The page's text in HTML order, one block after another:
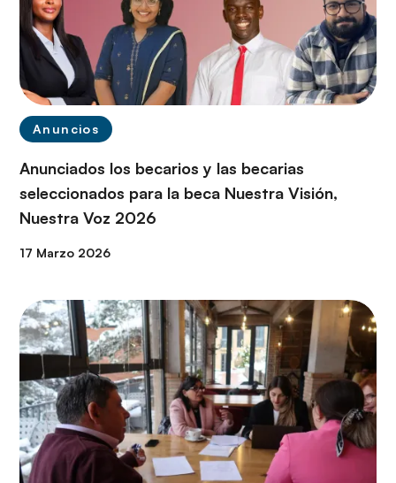
Anuncios
Anunciados los becarios y las becarias
seleccionados para la beca Nuestra Visión,
Nuestra Voz 2026
17 Marzo 2026